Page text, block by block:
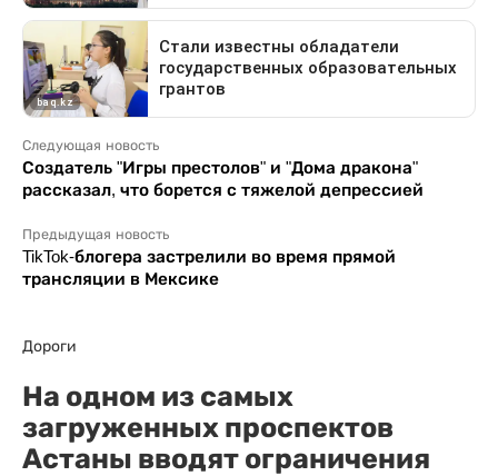
Следующая новость
Создатель "Игры престолов" и "Дома дракона"
рассказал, что борется с тяжелой депрессией
Предыдущая новость
TikTok-блогера застрелили во время прямой
трансляции в Мексике
Дороги
На одном из самых
загруженных проспектов
Астаны вводят ограничения